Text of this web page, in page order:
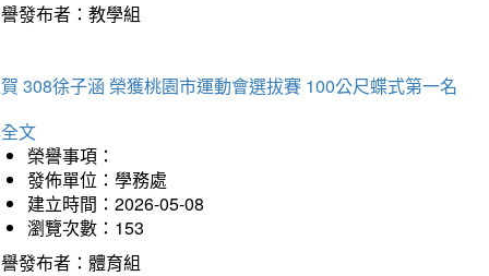
發布者：教學組
308徐子涵 榮獲桃園市運動會選拔賽 100公尺蝶式第一名
文
榮譽事項：
發佈單位：學務處
建立時間：2026-05-08
瀏覽次數：153
發布者：體育組